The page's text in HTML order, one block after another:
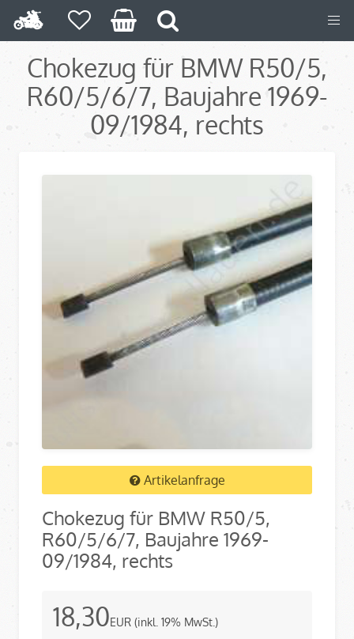
Chokezug für BMW R50/5,
R60/5/6/7, Baujahre 1969-
09/1984, rechts
Artikelanfrage
Chokezug für BMW R50/5,
R60/5/6/7, Baujahre 1969-
09/1984, rechts
18,30EUR (inkl. 19% MwSt.)